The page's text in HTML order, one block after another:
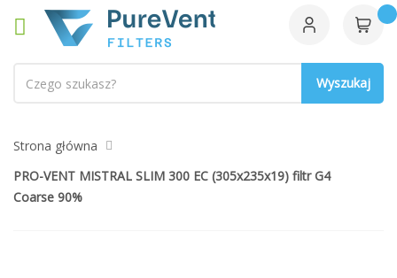
Strona główna
PRO-VENT MISTRAL SLIM 300 EC (305x235x19) filtr G4
Coarse 90%